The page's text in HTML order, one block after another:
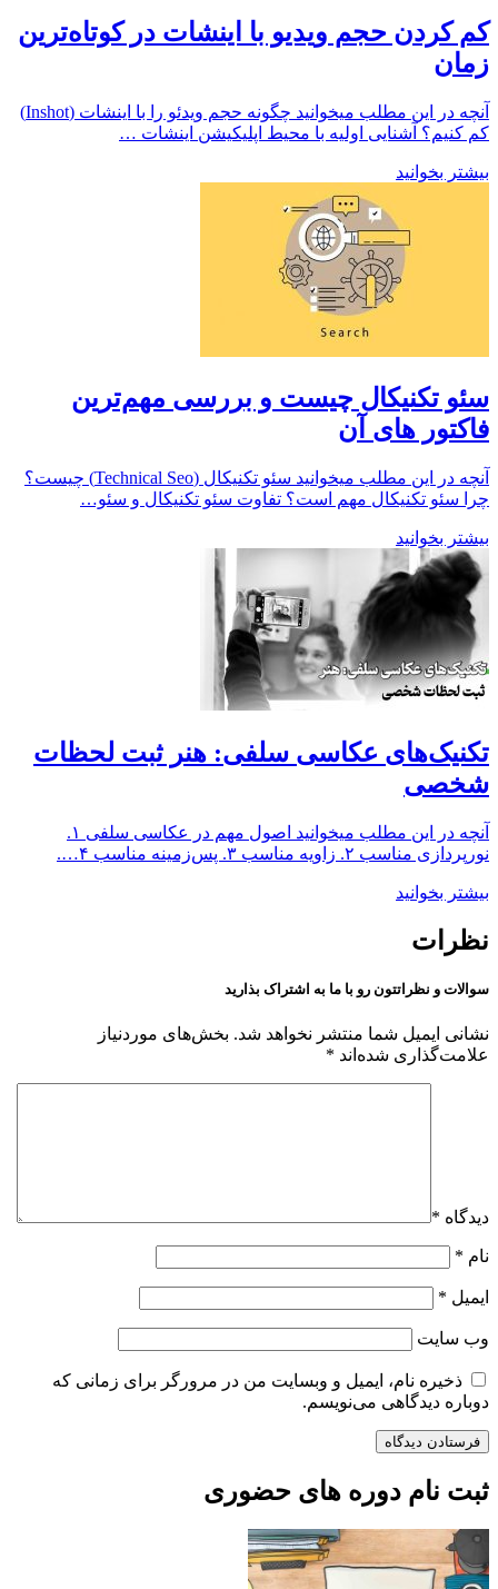
کم کردن حجم ویدیو با اینشات در کوتاه‌ترین
زمان
آنچه در این مطلب میخوانید چگونه حجم ویدئو را با اینشات (Inshot)
کم کنیم؟ آشنایی اولیه با محیط اپلیکیشن اینشات …
بیشتر بخوانید
سئو تکنیکال چیست و بررسی مهم‌ترین
فاکتور های آن
آنچه در این مطلب میخوانید سئو تکنیکال (Technical Seo) چیست؟
چرا سئو تکنیکال مهم است؟ تفاوت سئو تکنیکال و سئو…
بیشتر بخوانید
تکنیک‌های عکاسی سلفی: هنر ثبت لحظات
شخصی
آنچه در این مطلب میخوانید اصول مهم در عکاسی سلفی ۱.
نورپردازی مناسب ۲. زاویه مناسب ۳. پس‌زمینه مناسب ۴….
بیشتر بخوانید
نظرات
سوالات و نظراتتون رو با ما به اشتراک بذارید
نشانی ایمیل شما منتشر نخواهد شد. بخش‌های موردنیاز
علامت‌گذاری شده‌اند *
دیدگاه *
نام *
ایمیل *
وب‌ سایت
ذخیره نام، ایمیل و وبسایت من در مرورگر برای زمانی که
دوباره دیدگاهی می‌نویسم.
ثبت نام دوره های حضوری